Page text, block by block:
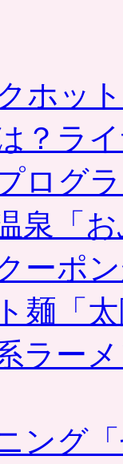
ホッ
？ラ
ログ
泉「
ーポ
麺「
ラー
ング